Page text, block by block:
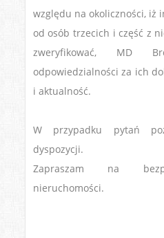
względu na okoliczności, iż
od osób trzecich i część z
zweryfikować, MD
odpowiedzialności za ich
i aktualność.
W przypadku pytań
dyspozycji.
Zapraszam na
nieruchomości.